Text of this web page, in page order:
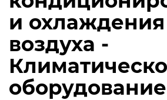
и охлаждения
воздуха -